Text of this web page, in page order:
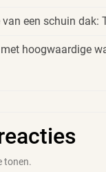
een schuin dak:
hoogwaardige
tonen.